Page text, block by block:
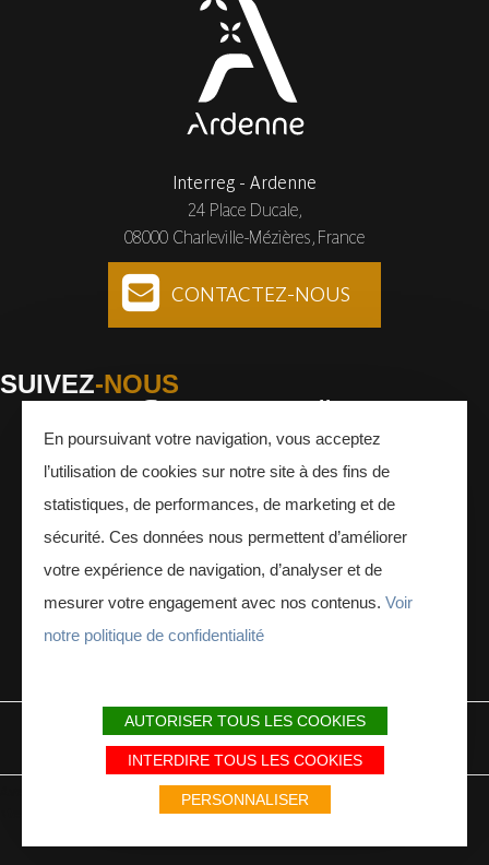
Interreg - Ardenne
24 Place Ducale,
08000 Charleville-Mézières, France
CONTACTEZ-NOUS
SUIVEZ-NOUS
Facebook Instagram Youtube
MENTIONS LÉGALES PLAN DU SITE PARTENAIRES
Avec le soutien du Fonds Européen de développement régional / Met
steun van het Europese Fonds voor Regionale Ontwikkeling
En poursuivant votre navigation, vous acceptez
l’utilisation de cookies sur notre site à des fins de
statistiques, de performances, de marketing et de
sécurité. Ces données nous permettent d’améliorer
votre expérience de navigation, d’analyser et de
mesurer votre engagement avec nos contenus. Voir
notre politique de confidentialité
AUTORISER TOUS LES COOKIES
INTERDIRE TOUS LES COOKIES
PERSONNALISER